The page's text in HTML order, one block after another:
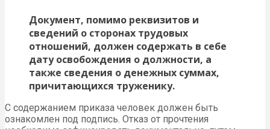
Документ, помимо реквизитов и
сведений о сторонах трудовых
отношений, должен содержать в себе
дату освобождения о должности, а
также сведения о денежных суммах,
причитающихся труженику.
С содержанием приказа человек должен быть
ознакомлен под подпись. Отказ от прочтения